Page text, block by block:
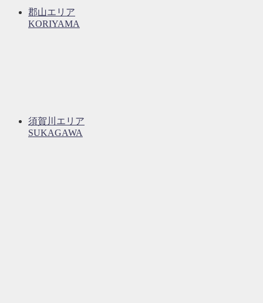
郡山エリア
KORIYAMA
須賀川エリア
SUKAGAWA